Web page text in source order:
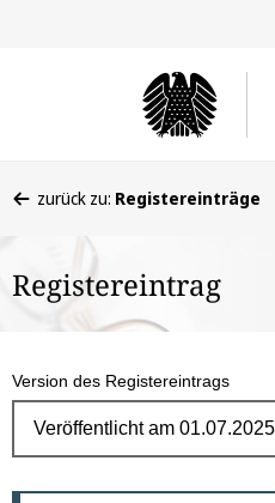
befinden
hier:
zurück zu: Registereinträge
Registereintrag
Version des Registereintrags